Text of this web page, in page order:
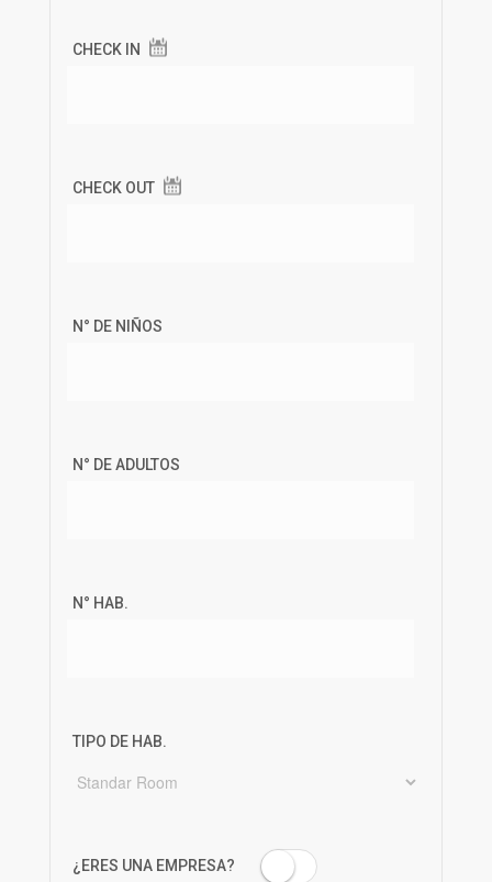
CHECK IN
CHECK OUT
N° DE NIÑOS
N° DE ADULTOS
N° HAB.
TIPO DE HAB.
¿ERES UNA EMPRESA?